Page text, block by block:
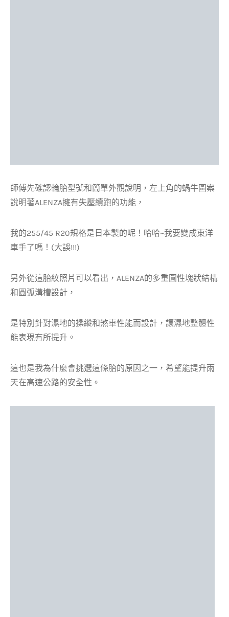
師傅先確認輪胎型號和簡單外觀說明，左上角的蝸牛圖案
說明著ALENZA擁有失壓續跑的功能，
我的255/45 R20規格是日本製的呢！哈哈~我要變成東洋
車手了嗎！(大誤!!!)
另外從這胎紋照片可以看出，ALENZA的多重圓性塊狀結構
和圓弧溝槽設計，
是特別針對濕地的操縱和煞車性能而設計，讓濕地整體性
能表現有所提升。
這也是我為什麼會挑選這條胎的原因之一，希望能提升雨
天在高速公路的安全性。